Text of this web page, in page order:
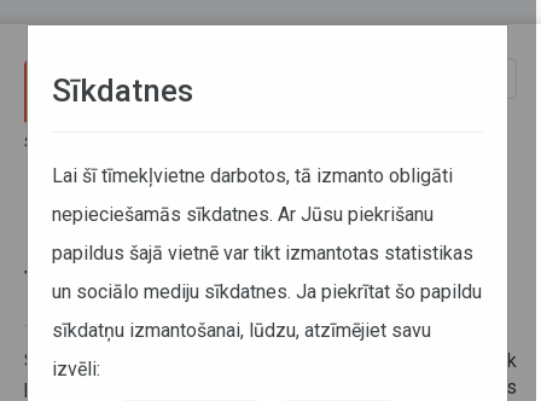
Sākums
Preču elektroniskā deklarēšana
Turkmenistānas muitā
15. oktobris 2019
Sākot ar 2019. gada 1. septembri visas preces, kas tiek
pārvadātas uz Turkmenistānu, vai tranzītā caur tās
Sīkdatnes
Lai šī tīmekļvietne darbotos, tā izmanto obligāti
nepieciešamās sīkdatnes. Ar Jūsu piekrišanu
papildus šajā vietnē var tikt izmantotas statistikas
un sociālo mediju sīkdatnes. Ja piekrītat šo papildu
sīkdatņu izmantošanai, lūdzu, atzīmējiet savu
izvēli: